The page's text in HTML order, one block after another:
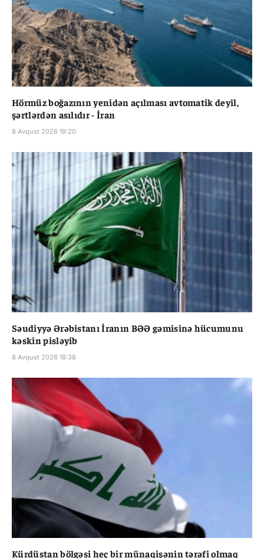
Hörmüz boğazının yenidən açılması avtomatik deyil,
şərtlərdən asılıdır - İran
8 Avqust 2026 19:20
Səudiyyə Ərəbistanı İranın BƏƏ gəmisinə hücumunu
kəskin pisləyib
8 Avqust 2026 18:38
Kürdüstan bölgəsi heç bir münaqişənin tərəfi olmaq